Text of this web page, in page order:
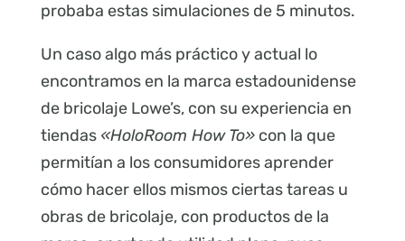
probaba estas simulaciones de 5 minutos.
Un caso algo más práctico y actual lo
encontramos en la marca estadounidense
de bricolaje Lowe’s, con su experiencia en
tiendas «HoloRoom How To»con la que
permitían a los consumidores aprender
cómo hacer ellos mismos ciertas tareas u
obras de bricolaje, con productos de la